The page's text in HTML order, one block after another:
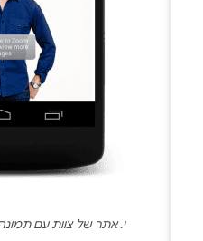
י. אתר של צוות עם תמונה